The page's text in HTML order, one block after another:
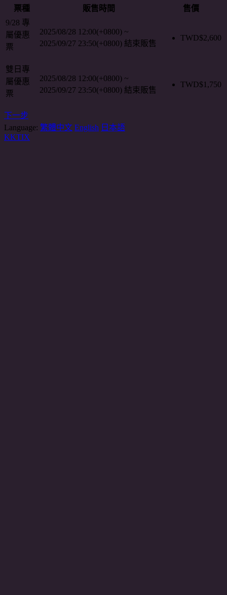
票種 販售時間
售價
9/28 專
屬優惠
票
2025/08/28 12:00(+0800) ~
2025/09/27 23:50(+0800) 結束販售
TWD$2,600
雙日專
屬優惠
票
2025/08/28 12:00(+0800) ~
2025/09/27 23:50(+0800) 結束販售
TWD$1,750
下一步
Language: 繁體中文 English 日本語
KKTIX